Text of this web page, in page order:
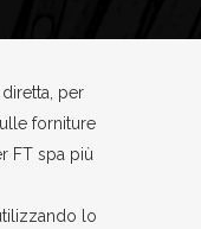
per
forniture
FT spa più
lo